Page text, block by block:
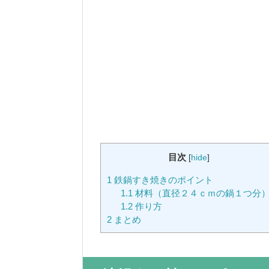
目次 [hide]
1 鉄鍋すき焼きのポイント
1.1 材料（直径２４ｃｍの鍋１つ分
1.2作り方
2 まとめ